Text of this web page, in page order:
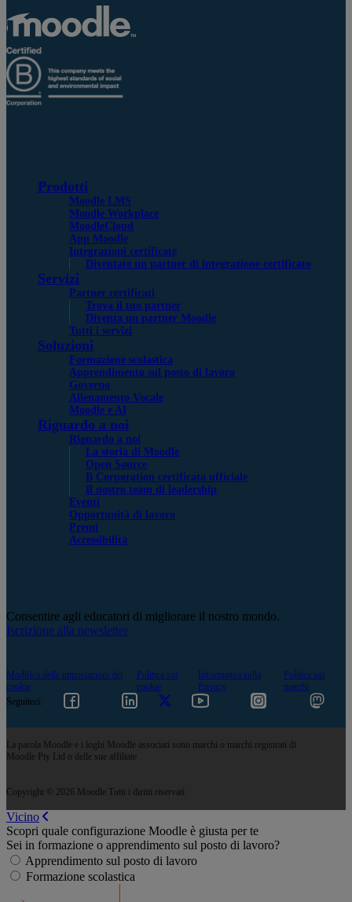
Prodotti
Moodle LMS
Moodle Workplace
MoodleCloud
App Moodle
Integrazioni certificate
Diventate un partner di integrazione certificato
Servizi
Partner certificati
Trova il tuo partner
Diventa un partner Moodle
Tutti i servizi
Soluzioni
Formazione scolastica
Apprendimento sul posto di lavoro
Governo
Allenamento Vocale
Moodle e AI
Riguardo a noi
Riguardo a noi
La storia di Moodle
Open Source
B Corporation certificata ufficiale
Il nostro team di leadership
Eventi
Opportunità di lavoro
Premi
Accessibilità
Consentire agli educatori di migliorare il nostro mondo.
Iscrizione alla newsletter
Modifica delle impostazioni dei
cookie
Politica sui
cookie
Informativa sulla
Privacy
Politica sui
marchi
Seguiteci:
La parola Moodle e i loghi Moodle associati sono marchi o marchi registrati di
Moodle Pty Ltd o delle sue affiliate
Copyright © 2026 Moodle Tutti i diritti riservati
Vicino
Scopri quale configurazione Moodle è giusta per te
Sei in formazione o apprendimento sul posto di lavoro?
Apprendimento sul posto di lavoro
Formazione scolastica